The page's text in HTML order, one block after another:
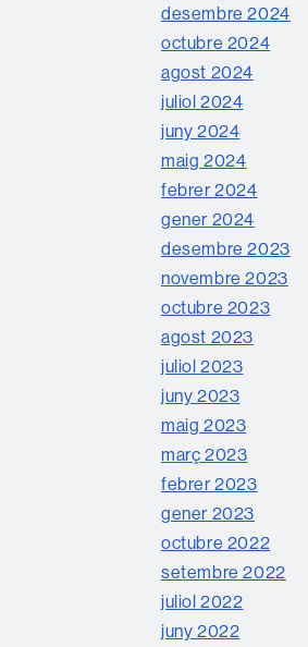
desembre 2024
octubre 2024
agost 2024
juliol 2024
juny 2024
maig 2024
febrer 2024
gener 2024
desembre 2023
novembre 2023
octubre 2023
agost 2023
juliol 2023
juny 2023
maig 2023
març 2023
febrer 2023
gener 2023
octubre 2022
setembre 2022
juliol 2022
juny 2022